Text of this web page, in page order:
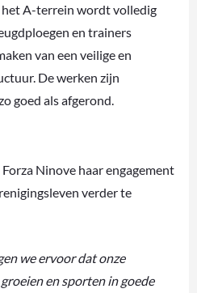
het A-terrein wordt volledig
en trainers
van een veilige en
De werken zijn
goed als afgerond.
Ninove haar engagement
verder te
we ervoor dat onze
en sporten in goede